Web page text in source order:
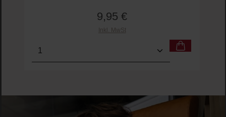
Regulärer Preis:
9,95 €
Inkl. MwSt
Produkt Anzahl: Gib den gewünschten Wert